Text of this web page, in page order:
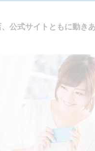
、公式サイトともに動き